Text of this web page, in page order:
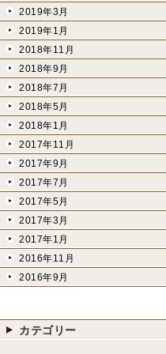
2019年3月
2019年1月
2018年11月
2018年9月
2018年7月
2018年5月
2018年1月
2017年11月
2017年9月
2017年7月
2017年5月
2017年3月
2017年1月
2016年11月
2016年9月
カテゴリー